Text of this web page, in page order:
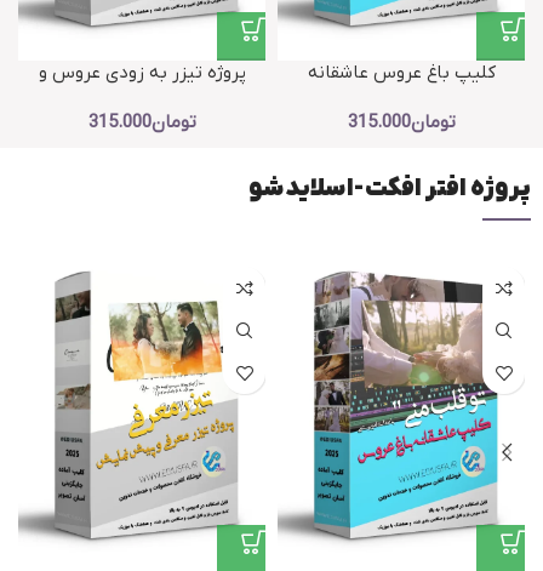
کلیپ باغ عروس عاشقانه
قلب منیتومان315.000
پروژه تیزر به زودی عروس و
پیش نمایش
تومان315.000
پروژه افتر افکت-اسلایدشو